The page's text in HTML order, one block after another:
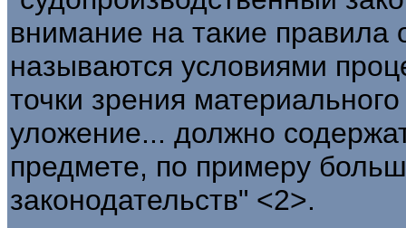
внимание на такие правила
называются условиями
точки зрения
уложение... должно
предмете, по примеру
законодательств" <2>.